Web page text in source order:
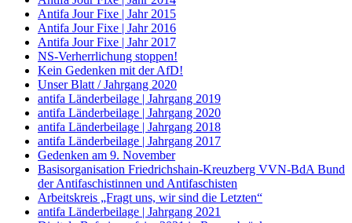
Antifa Jour Fixe | Jahr 2015
Antifa Jour Fixe | Jahr 2016
Antifa Jour Fixe | Jahr 2017
NS-Verherrlichung stoppen!
Kein Gedenken mit der AfD!
Unser Blatt / Jahrgang 2020
antifa Länderbeilage | Jahrgang 2019
antifa Länderbeilage | Jahrgang 2020
antifa Länderbeilage | Jahrgang 2018
antifa Länderbeilage | Jahrgang 2017
Gedenken am 9. November
Basisorganisation Friedrichshain-Kreuzberg VVN-BdA Bund
der Antifaschistinnen und Antifaschisten
Arbeitskreis „Fragt uns, wir sind die Letzten“
antifa Länderbeilage | Jahrgang 2021